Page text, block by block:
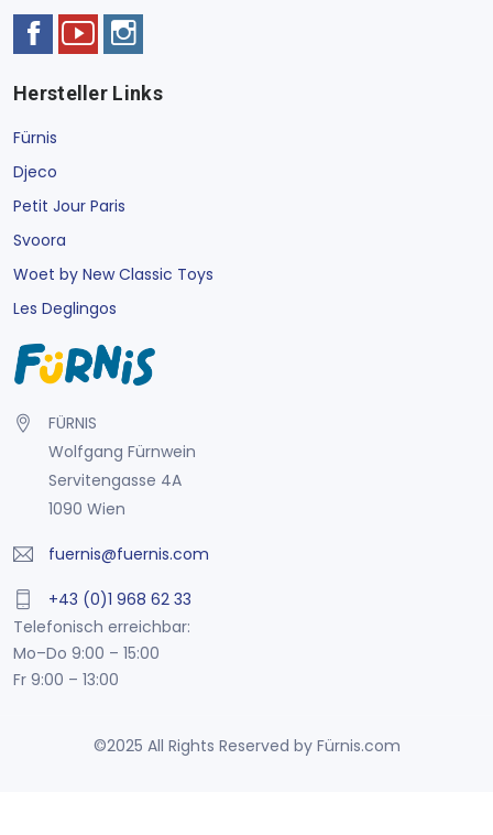
Hersteller Links
Fürnis
Djeco
Petit Jour Paris
Svoora
Woet by New Classic Toys
Les Deglingos
FÜRNIS
Wolfgang Fürnwein
Servitengasse 4A
1090 Wien
fuernis@fuernis.com
+43 (0)1 968 62 33
Telefonisch erreichbar:
Mo–Do 9:00 – 15:00
Fr 9:00 – 13:00
©2025 All Rights Reserved by Fürnis.com